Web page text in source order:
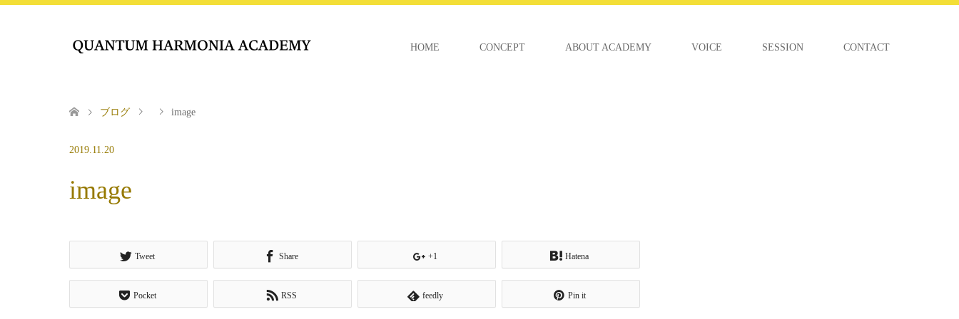
HOME CONCEPT ABOUT ACADEMY VOICE SESSION CONTACT
ブログ image
2019.11.20
image
Tweet Share +1 Hatena
Pocket RSS feedly Pin it